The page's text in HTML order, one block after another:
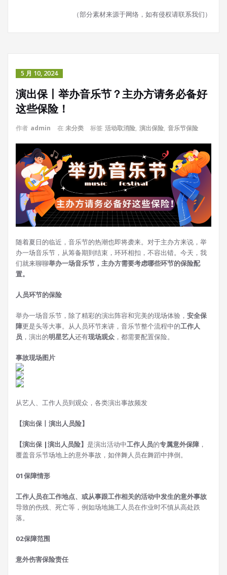
（部分素材来源于网络，如有侵权请联系我们）
5 月 10, 2024
演出保丨举办音乐节？主办方请务必备好
这些保险！
作者 admin 在 未分类 标签 活动取消险, 演出保险, 音乐节保险
随着夏日的临近，音乐节的热潮也即将袭来。对于主办方来说，举
办一场音乐节，从筹备期到结束，环环相扣，不容出错。今天，我
们就来聊聊举办一场音乐节，主办方需要考虑哪些环节的保险配
置。
人员环节的保险
举办一场音乐节，除了精彩的演出阵容和完美的现场体验， 安全保
障更是头等大事。从人员环节来讲，音乐节整个流程中的工作人
员 ，演出的明星艺人还有现场观众 ，都需要配置保险。
事故现场图片
从艺人、工作人员到观众，各类演出事故频发
【演出保丨演出人员险】
【演出保 |演出人员险】 是演出活动中工作人员的专属意外保障 ，
覆盖音乐节场地上的意外事故，如伴舞人员在舞蹈中摔倒。
01保障情形
工作人员在工作地点、或从事跟工作相关的活动中发生的意外事故
导致的伤残、死亡等，例如场地施工人员在作业时不慎从高处跌
落。
02保障范围
意外伤害保险责任